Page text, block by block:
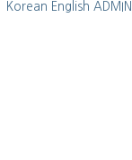
Korean English ADMIN